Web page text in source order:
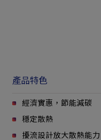
產品特色
經濟實惠，節能減碳
穩定散熱
擾流設計放大散熱能力